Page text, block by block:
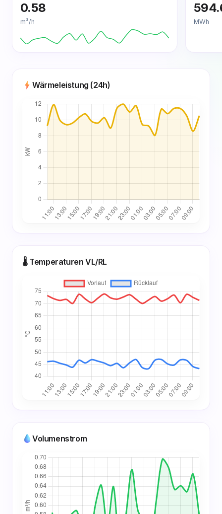
0.58
m³/h MWh
Wärmeleistung (24h)
🌡️ Temperaturen VL/RL
Volumenstrom